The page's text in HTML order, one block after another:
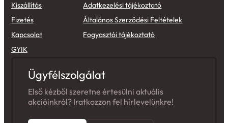
Kiszállítás
Fizetés
Kapcsolat
GYIK
Adatkezelési tájékoztató
Általános Szerződési Feltételek
Fogyasztói tájékoztató
Ügyfélszolgálat
Első kézből szeretne értesülni aktuális
akcióinkról? Iratkozzon fel hírlevelünkre!